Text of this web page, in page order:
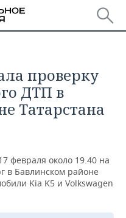
проверку
ДТП в
Татарстана
февраля около 19.40 на
в Бавлинском районе
Kia K5 и Volkswagen